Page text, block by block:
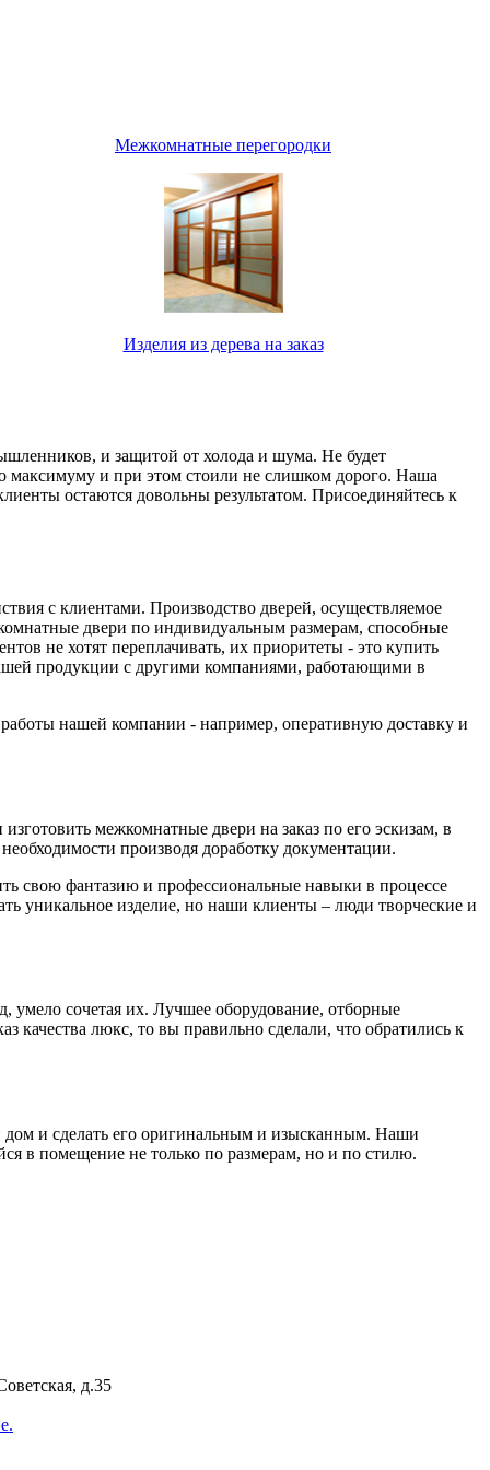
Межкомнатные перегородки
Изделия из дерева на заказ
и защитой от холода и шума. Не будет
максимуму и при этом стоили не слишком дорого. Наша
остаются довольны результатом. Присоединяйтесь к
с клиентами. Производство дверей, осуществляемое
двери по индивидуальным размерам, способные
не хотят переплачивать, их приоритеты - это купить
продукции с другими компаниями, работающими в
нашей компании - например, оперативную доставку и
межкомнатные двери на заказ по его эскизам, в
производя доработку документации.
свою фантазию и профессиональные навыки в процессе
уникальное изделие, но наши клиенты – люди творческие и
умело сочетая их. Лучшее оборудование, отборные
люкс, то вы правильно сделали, что обратились к
дом и сделать его оригинальным и изысканным. Наши
в помещение не только по размерам, но и по стилю.
д.35